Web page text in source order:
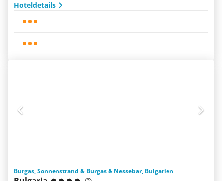
Hoteldetails
Burgas, Sonnenstrand & Burgas & Nessebar, Bulgarien